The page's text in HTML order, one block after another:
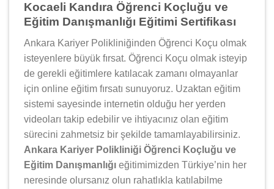
Kocaeli Kandıra Öğrenci Koçluğu ve
Eğitim Danışmanlığı Eğitimi Sertifikası
Ankara Kariyer Polikliniğinden Öğrenci Koçu olmak
isteyenlere büyük fırsat. Öğrenci Koçu olmak isteyip
de gerekli eğitimlere katılacak zamanı olmayanlar
için online eğitim fırsatı sunuyoruz. Uzaktan eğitim
sistemi sayesinde internetin olduğu her yerden
videoları takip edebilir ve ihtiyacınız olan eğitim
sürecini zahmetsiz bir şekilde tamamlayabilirsiniz.
Ankara Kariyer Polikliniği Öğrenci Koçluğu ve
Eğitim Danışmanlığı eğitimimizden Türkiye’nin her
neresinde olursanız olun rahatlıkla katılabilme